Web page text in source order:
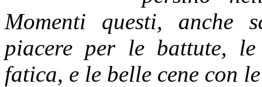
Momenti questi, anche
piacere per le battute,
fatica, e le belle cene con